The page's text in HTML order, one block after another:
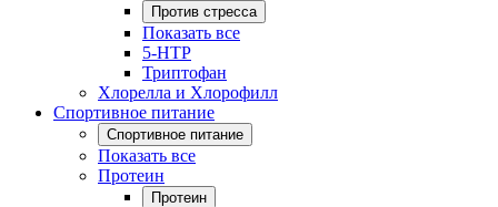
Против стресса
Показать все
5-HTP
Триптофан
Хлорелла и Хлорофилл
Спортивное питание
Спортивное питание
Показать все
Протеин
Протеин